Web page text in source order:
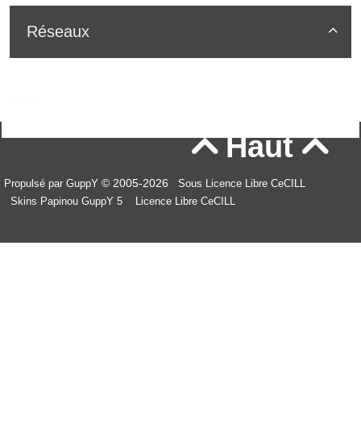

Réseaux
Haut
Propulsé par GuppY © 2005-2026
Sous Licence Libre CeCILL
Skins Papinou GuppY 5
Licence Libre CeCILL